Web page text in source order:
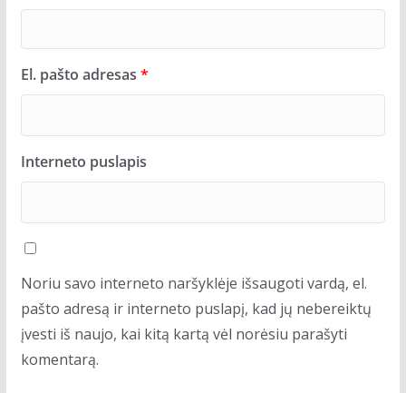
El. pašto adresas *
Interneto puslapis
Noriu savo interneto naršyklėje išsaugoti vardą, el.
pašto adresą ir interneto puslapį, kad jų nebereiktų
įvesti iš naujo, kai kitą kartą vėl norėsiu parašyti
komentarą.